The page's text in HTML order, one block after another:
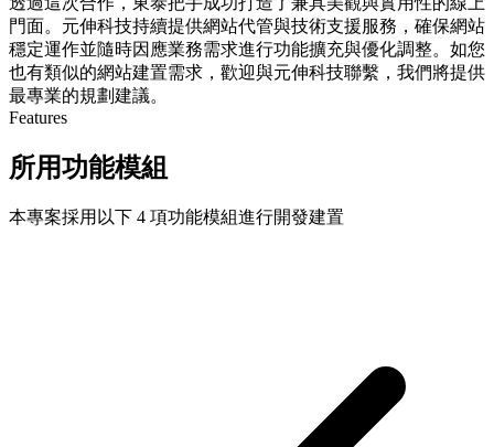
門面。元伸科技持續提供網站代管與技術支援服務，確保網站
穩定運作並隨時因應業務需求進行功能擴充與優化調整。如您
也有類似的網站建置需求，歡迎與元伸科技聯繫，我們將提供
最專業的規劃建議。
Features
所用功能模組
本專案採用以下 4 項功能模組進行開發建置